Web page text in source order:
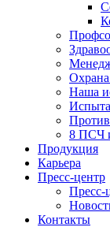
Наша
8 ПСЧ
Продукция
Карьера
Пресс-центр
Пресс-
Контакты